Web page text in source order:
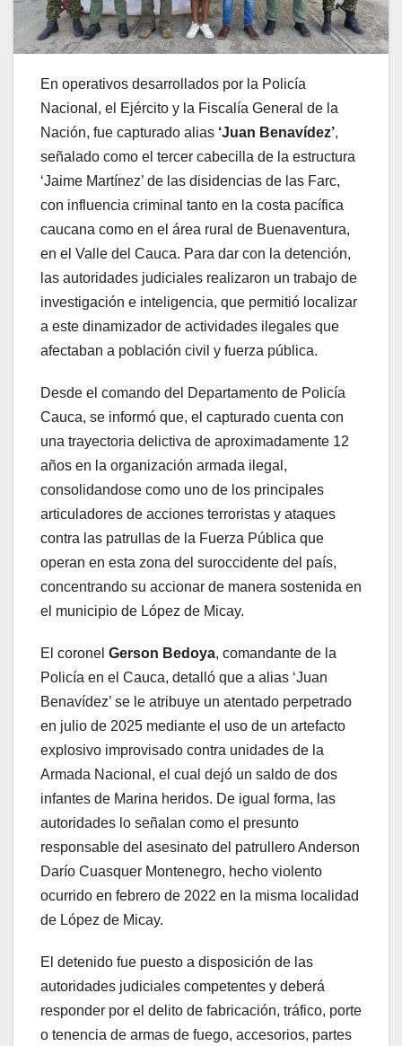
En operativos desarrollados por la Policía
Nacional, el Ejército y la Fiscalía General de la
Nación, fue capturado alias ‘Juan Benavídez’,
señalado como el tercer cabecilla de la estructura
‘Jaime Martínez’ de las disidencias de las Farc,
con influencia criminal tanto en la costa pacífica
caucana como en el área rural de Buenaventura,
en el Valle del Cauca. Para dar con la detención,
las autoridades judiciales realizaron un trabajo de
investigación e inteligencia, que permitió localizar
a este dinamizador de actividades ilegales que
afectaban a población civil y fuerza pública.
Desde el comando del Departamento de Policía
Cauca, se informó que, el capturado cuenta con
una trayectoria delictiva de aproximadamente 12
años en la organización armada ilegal,
consolidandose como uno de los principales
articuladores de acciones terroristas y ataques
contra las patrullas de la Fuerza Pública que
operan en esta zona del suroccidente del país,
concentrando su accionar de manera sostenida en
el municipio de López de Micay.
El coronel Gerson Bedoya, comandante de la
Policía en el Cauca, detalló que a alias ‘Juan
Benavídez’ se le atribuye un atentado perpetrado
en julio de 2025 mediante el uso de un artefacto
explosivo improvisado contra unidades de la
Armada Nacional, el cual dejó un saldo de dos
infantes de Marina heridos. De igual forma, las
autoridades lo señalan como el presunto
responsable del asesinato del patrullero Anderson
Darío Cuasquer Montenegro, hecho violento
ocurrido en febrero de 2022 en la misma localidad
de López de Micay.
El detenido fue puesto a disposición de las
autoridades judiciales competentes y deberá
responder por el delito de fabricación, tráfico, porte
o tenencia de armas de fuego, accesorios, partes